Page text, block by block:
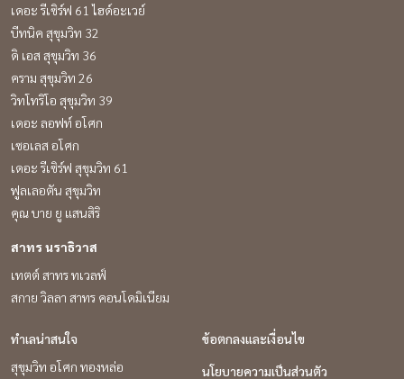
เดอะ รีเซิร์ฟ 61 ไฮด์อะเวย์
บีทนิค สุขุมวิท 32
ดิ เอส สุขุมวิท 36
คราม สุขุมวิท 26
วิทโทริโอ สุขุมวิท 39
เดอะ ลอฟท์ อโศก
เซอเลส อโศก
เดอะ รีเซิร์ฟ สุขุมวิท 61
ฟูลเลอตัน สุขุมวิท
คุณ บาย ยู แสนสิริ
สาทร นราธิวาส
เทตต์ สาทร ทเวลฟ์
สกาย วิลลา สาทร คอนโดมิเนียม
ทำเลน่าสนใจ
สุขุมวิท อโศก ทองหล่อ
ข้อตกลงและเงื่อนไข
นโยบายความเป็นส่วนตัว